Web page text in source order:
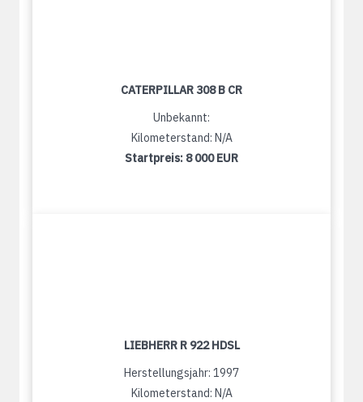
CATERPILLAR 308 B CR
Unbekannt:
Kilometerstand: N/A
Startpreis: 8 000 EUR
LIEBHERR R 922 HDSL
Herstellungsjahr: 1997
Kilometerstand: N/A